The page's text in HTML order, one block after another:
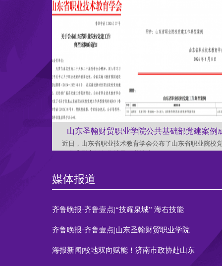
山东圣翰财贸职业学院公共基础部党建案例
近日，山东省职业技术教育学会公布了山东省职业院校
媒体报道
齐鲁晚报·齐鲁壹点|“技耀泉城” 海右技能
齐鲁晚报·齐鲁壹点|山东圣翰财贸职业学院
海报新闻|校地双向赋能！济南市政协赴山东